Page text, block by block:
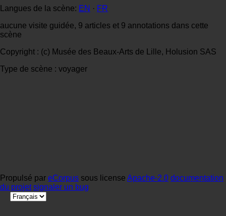
Langues de la scène: EN · FR
aucune visite guidée, 9 articles et 9 annotations dans cette
scène
Copyright : (c) Musée des Beaux-Arts de Lille, Holusion SAS
Type de scène : voyager
Propulsé par eCorpus sous license Apache-2.0 documentation
du projet signaler un bug